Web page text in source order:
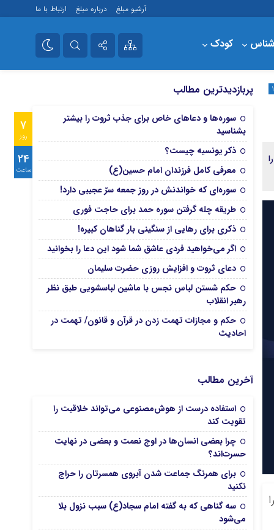
آرشیو مبلغ درباره مبلغ ارتباط با ما
کودک
پربازدیدترین مطالب
7
روز
24
ساعت
سوره‌ها و دعاهای خاص برای جذب ثروت را بیشتر
بشناسید
ذکر یونسیه چیست؟
معرفی کامل فرزندان امام حسین(ع)
سوره‌ای که خواندنش در روز جمعه سرّ عجیبی دارد!
طریقه چله گرفتن سوره حمد برای حاجت فوری
ذکری برای رهایی از سنگینی بار گناهان کبیره!
اگر می‌خواهید فردی عاشق شما شود این دعا را بخوانید
دعای ثروت و افزایش روزی حضرت سلیمان
حکم شستن لباس نجس با ماشین لباسشویی طبق نظر
رهبر انقلاب
حکم و مجازات تهمت زدن در قرآن و قانون/ تهمت در
احادیث‌
آخرین مطالب
استفاده درست از هوش‌مصنوعی می‌تواند خلاقیت را
تقویت کند
چرا بعضی انسان‌ها در اوج نعمت و بعضی در نهایت
حسرت‌اند؟
برای همرنگ جماعت شدن آبروی همسرتان را حراج
نکنید
سه گناهی که به گفته امام سجاد(ع) سبب نزول بلا
می‌شود